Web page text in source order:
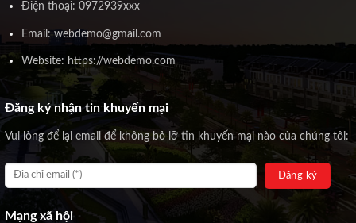
Điện thoại: 0972939xxx
Email: webdemo@gmail.com
Website: https://webdemo.com
Đăng ký nhận tin khuyến mại
Vui lòng để lại email để không bỏ lỡ tin khuyến mại nào của chúng tôi:
Mạng xã hội